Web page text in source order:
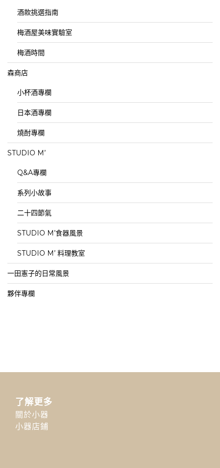
酒款挑選指南
梅酒屋美味實驗室
梅酒時間
森商店
小杯酒專欄
日本酒專欄
燒酎專欄
STUDIO M’
Q&A專欄
系列小故事
二十四節氣
STUDIO M’食器風景
STUDIO M’ 料理教室
一田憲子的日常風景
夥伴專欄
了解更多
關於小器
小器店鋪